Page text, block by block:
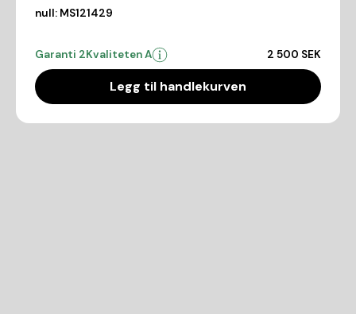
null: MS121429
Garanti 2Kvaliteten A 2 500 SEK
Legg til handlekurven